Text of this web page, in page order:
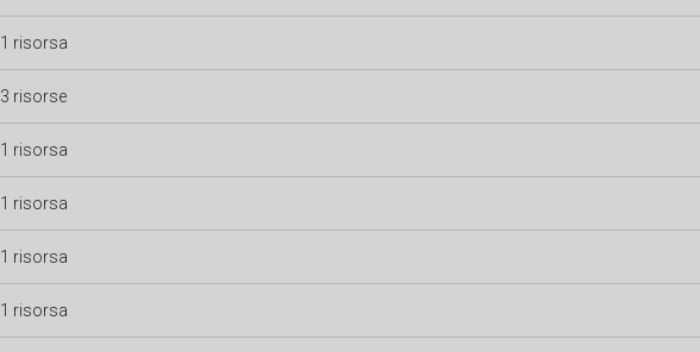
1 risorsa
3 risorse
1 risorsa
1 risorsa
1 risorsa
1 risorsa